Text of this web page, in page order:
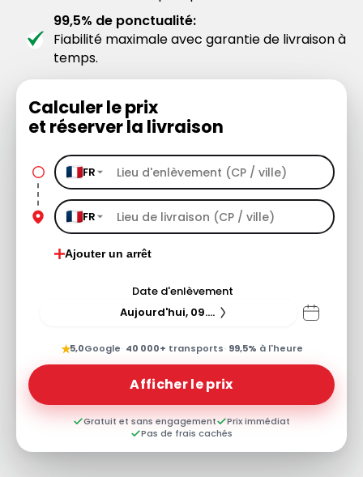
99,5% de ponctualité:
Fiabilité maximale avec garantie de livraison à
temps.
Calculer le prix
et réserver la livraison
FR
FR
Ajouter un arrêt
Date d'enlèvement
Aujourd'hui, 09.08.26
★5,0Google· 40 000+ transports· 99,5% à l'heure
Afficher le prix
Gratuit et sans engagement
Prix immédiat
Pas de frais cachés